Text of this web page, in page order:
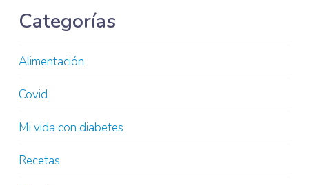
Categorías
Alimentación
Covid
Mi vida con diabetes
Recetas